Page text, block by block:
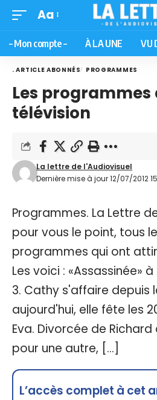
Aa
– Mon compte – À LA UNE VU
. ARTICLE ABONNÉS PROGRAMMES
Les programmes
télévision
Dernière mise à jour 12/07/2012
La lettre de l'Audiovisuel
Programmes. La Lettre
pour vous le point, tous
programmes qui ont
Les voici : «Assassinée»
3. Cathy s'affaire depuis
aujourd'hui, elle fête les
Eva. Divorcée de
pour une autre, […]
L’accès complet à cet